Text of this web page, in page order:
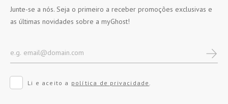
Junte-se a nós. Seja o primeiro a receber promoções exclusivas e
as últimas novidades sobre a myGhost!
Li e aceito a política de privacidade